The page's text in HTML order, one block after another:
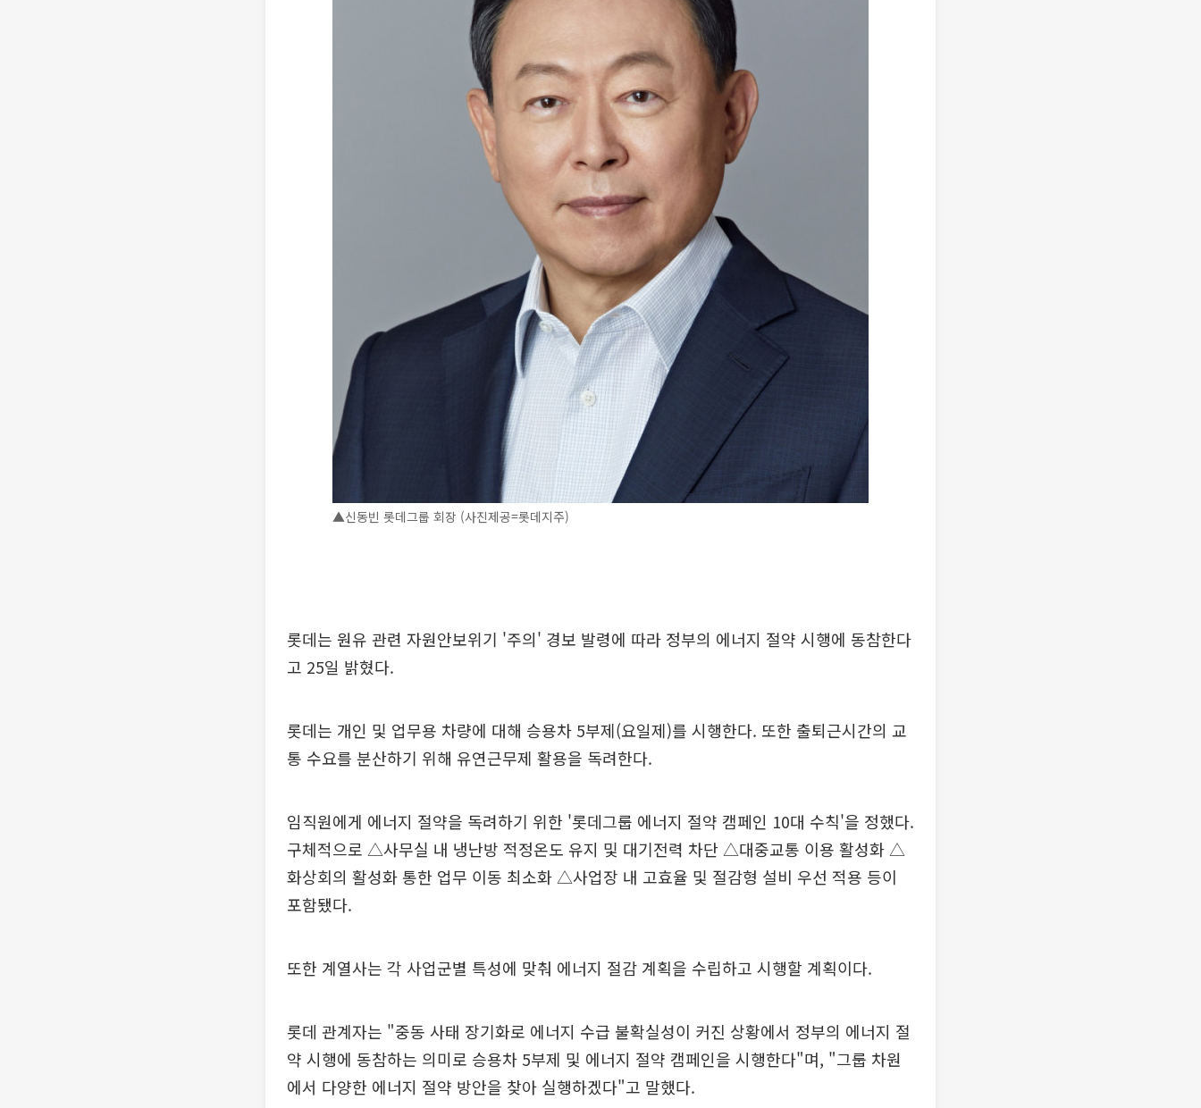
▲신동빈 롯데그룹 회장 (사진제공=롯데지주)
롯데는 원유 관련 자원안보위기 '주의' 경보 발령에 따라 정부의 에너지 절약 시행에 동참한다
고 25일 밝혔다.
롯데는 개인 및 업무용 차량에 대해 승용차 5부제(요일제)를 시행한다. 또한 출퇴근시간의 교
통 수요를 분산하기 위해 유연근무제 활용을 독려한다.
임직원에게 에너지 절약을 독려하기 위한 '롯데그룹 에너지 절약 캠페인 10대 수칙'을 정했다.
구체적으로 △사무실 내 냉난방 적정온도 유지 및 대기전력 차단 △대중교통 이용 활성화 △
화상회의 활성화 통한 업무 이동 최소화 △사업장 내 고효율 및 절감형 설비 우선 적용 등이
포함됐다.
또한 계열사는 각 사업군별 특성에 맞춰 에너지 절감 계획을 수립하고 시행할 계획이다.
롯데 관계자는 "중동 사태 장기화로 에너지 수급 불확실성이 커진 상황에서 정부의 에너지 절
약 시행에 동참하는 의미로 승용차 5부제 및 에너지 절약 캠페인을 시행한다"며, "그룹 차원
에서 다양한 에너지 절약 방안을 찾아 실행하겠다"고 말했다.